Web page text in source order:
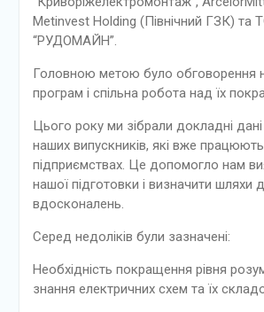
Metinvest Holding (Північний ГЗК) та
“РУДОМАЙН”.
Головною метою було обговорення
програм і спільна робота над їх
Цього року ми зібрали докладні
наших випускників, які вже
підприємствах. Це допомогло нам
нашої підготовки і визначити шляхи
вдосконалень.
Серед недоліків були зазначені:
Необхідність покращення рівня
знання електричних схем та їх